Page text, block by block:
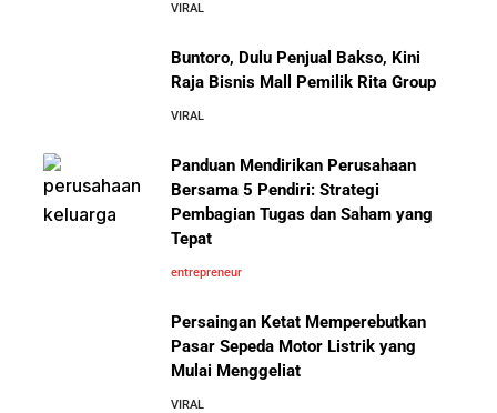
Sepatu yang Sedang Viral di Asia
Mengenal Onitsuka Tiger: 8 Fakta
Menarik di Balik Sepatu Ikonik
Asal Jepang
10 Pelajaran Bisnis dari Eiger:
Brand Lokal Yang Menjadi Market
Lengkap untuk Pemula
5 Alasan Kenapa Bekerja di Perusahaan Orang Lain
Sebelum Memulai Usaha Sendiri Adalah Langkah
5 Alasan Kenapa Kamu Harus Bekerja di Perusahaan
Orang Lain Sebelum Bikin Bisnis Sendiri
VIRAL
Buntoro, Dulu Penjual Bakso, Kini
Raja Bisnis Mall Pemilik Rita Group
VIRAL
Panduan Mendirikan Perusahaan
Bersama 5 Pendiri: Strategi
Pembagian Tugas dan Saham yang
Tepat
entrepreneur
Persaingan Ketat Memperebutkan
Pasar Sepeda Motor Listrik yang
Mulai Menggeliat
VIRAL